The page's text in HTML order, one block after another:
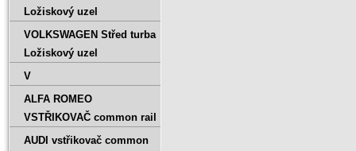
Ložiskový uzel
VOLKSWAGEN Střed turba
Ložiskový uzel
V
ALFA ROMEO
VSTŘIKOVAČ common rail
AUDI vstřikovač common